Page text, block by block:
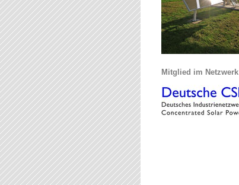
Mitglied im Netzwerk